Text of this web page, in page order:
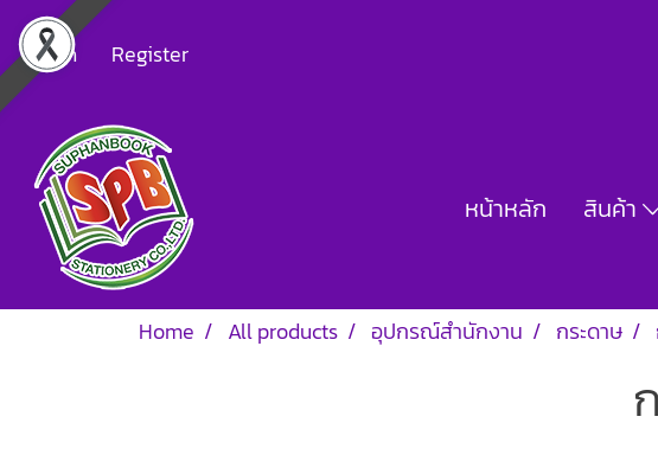
Login Register
หน้าหลัก สินค้า
Home All products อุปกรณ์สำนักงาน กระดาษ